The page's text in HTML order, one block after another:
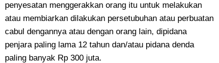
penyesatan menggerakkan orang itu untuk melakukan
atau membiarkan dilakukan persetubuhan atau perbuatan
cabul dengannya atau dengan orang lain, dipidana
penjara paling lama 12 tahun dan/atau pidana denda
paling banyak Rp 300 juta.